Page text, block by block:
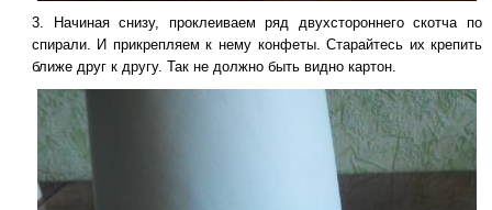
Начиная снизу, проклеиваем ряд двухстороннего скотча по
спирали. И прикрепляем к нему конфеты. Старайтесь их крепить
ближе друг к другу. Так не должно быть видно картон.